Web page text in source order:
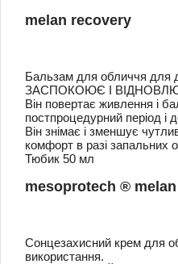
melan recovery
Бальзам для обличчя для
ЗАСПОКОЮЄ І
Він повертає живлення і
постпроцедурний період і
Він знімає і зменшує
комфорт в разі запальних
Тюбик 50 мл
mesoprotech ®
Сонцезахисний крем для
використання.